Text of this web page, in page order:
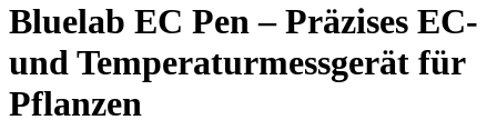
Bluelab EC Pen – Präzises EC-
und Temperaturmessgerät für
Pflanzen